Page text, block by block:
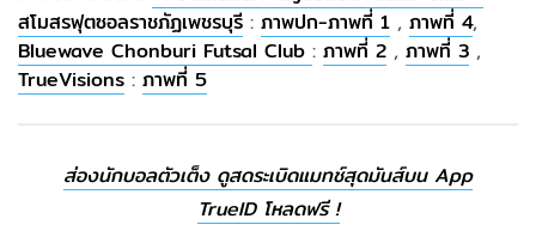
สโมสรฟุตซอลราชภัฏเพชรบุรี : ภาพปก-ภาพที่ 1 , ภาพที่ 4,
Bluewave Chonburi Futsal Club : ภาพที่ 2 , ภาพที่ 3 ,
TrueVisions : ภาพที่ 5
ส่องนักบอลตัวเต็ง ดูสดระเบิดแมทช์สุดมันส์บน App
TrueID โหลดฟรี !